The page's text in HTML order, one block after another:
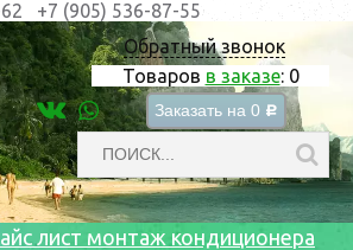
Обратный звонок
Товаров в заказе: 0
Заказать на 0 c
+7 (905) 536-87-55
лист монтаж кондиционера